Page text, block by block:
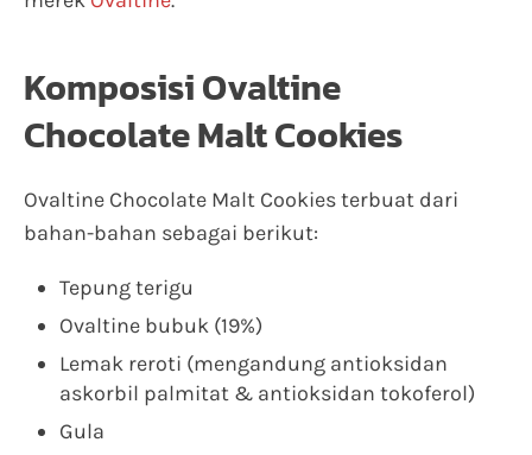
Komposisi Ovaltine
Chocolate Malt Cookies
Ovaltine Chocolate Malt Cookies terbuat dari
bahan-bahan sebagai berikut:
Tepung terigu
Ovaltine bubuk (19%)
Lemak reroti (mengandung antioksidan
askorbil palmitat & antioksidan tokoferol)
Gula